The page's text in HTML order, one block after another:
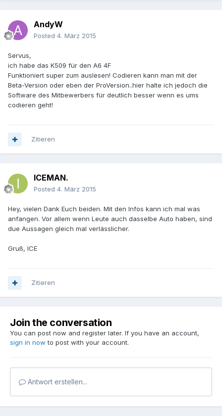
AndyW
Posted 4. März 2015
Servus,
ich habe das K509 für den A6 4F
Funktioniert super zum auslesen! Codieren kann man mit der
Beta-Version oder eben der ProVersion..hier halte ich jedoch die
Software des Mitbewerbers für deutlich besser wenn es ums
codieren geht!
Zitieren
ICEMAN.
Posted 4. März 2015
Hey, vielen Dank Euch beiden. Mit den Infos kann ich mal was
anfangen. Vor allem wenn Leute auch dasselbe Auto haben, sind
due Aussagen gleich mal verlässlicher.
Gruß, ICE
Zitieren
Join the conversation
You can post now and register later. If you have an account,
sign in now to post with your account.
Antwort erstellen...